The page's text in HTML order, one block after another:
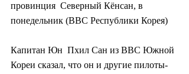
провинция  Северный Кёнсан, в
понедельник (ВВС Республики Корея)
Капитан Юн  Пхил Сан из ВВС Южной
Кореи сказал, что он и другие пилоты-